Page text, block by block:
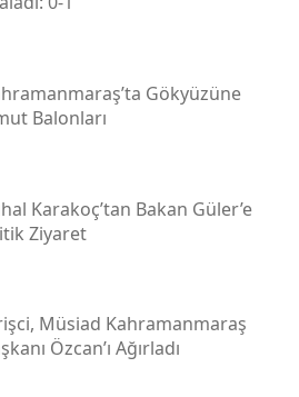
Gökyüzüne
Balonları
Karakoç’tan Bakan Güler’e
Ziyaret
Müsi̇ad Kahramanmaraş
Özcan’ı Ağırladı